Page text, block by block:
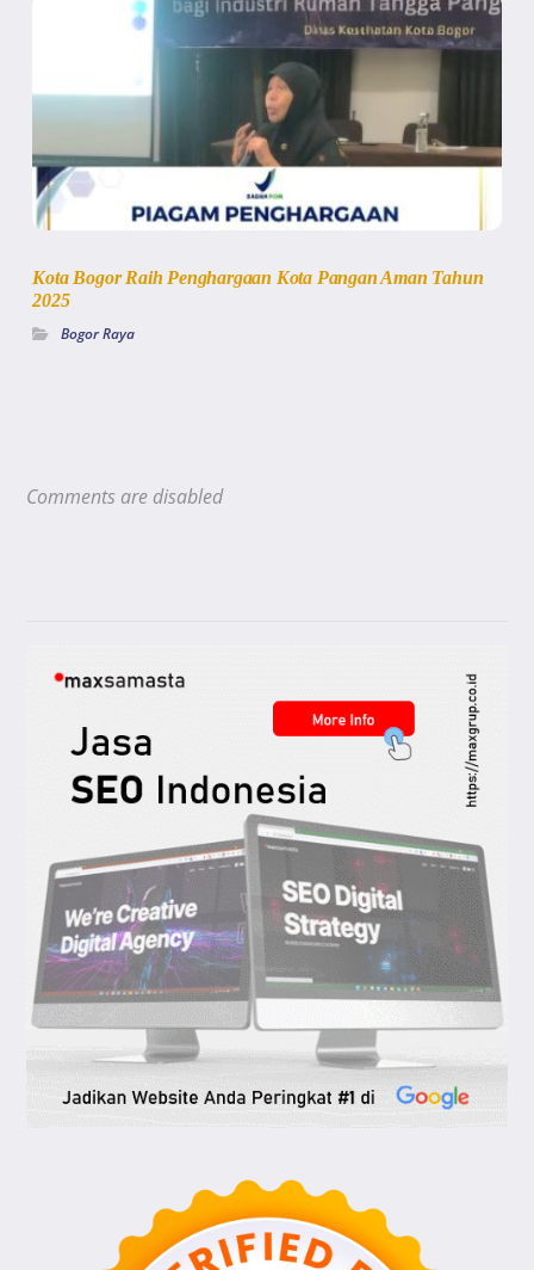
Kota Bogor Raih Penghargaan Kota Pangan Aman Tahun
2025
Bogor Raya
Comments are disabled